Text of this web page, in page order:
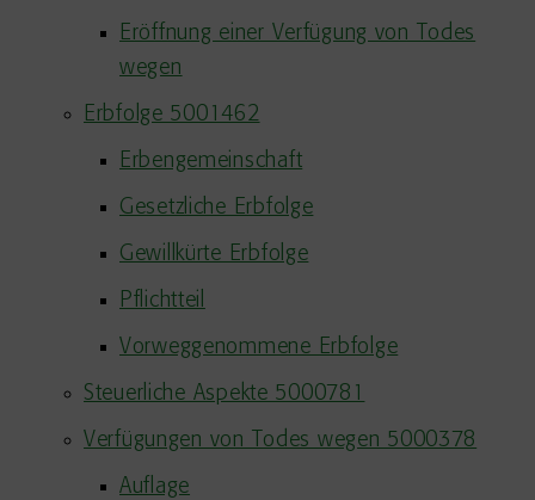
Eröffnung einer Verfügung von Todes
wegen
Erbfolge 5001462
Erbengemeinschaft
Gesetzliche Erbfolge
Gewillkürte Erbfolge
Pflichtteil
Vorweggenommene Erbfolge
Steuerliche Aspekte 5000781
Verfügungen von Todes wegen 5000378
Auflage